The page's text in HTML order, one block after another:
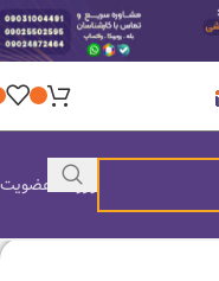
ورود / عضویت